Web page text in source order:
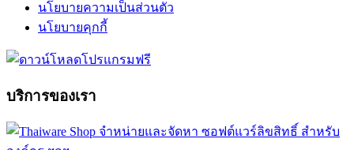
นโยบายความเป็นส่วนตัว
นโยบายคุกกี้
บริการของเรา